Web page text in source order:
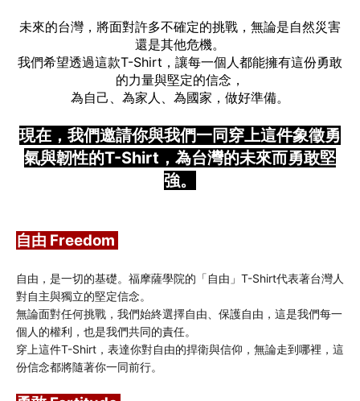
未來的台灣，將面對許多不確定的挑戰，無論是自然災害
還是其他危機。
我們希望透過這款T-Shirt，讓每一個人都能擁有這份勇敢
的力量與堅定的信念，
為自己、為家人、為國家，做好準備。
現在，我們邀請你與我們一同穿上這件象徵勇
氣與韌性的T-Shirt，為台灣的未來而勇敢堅
強。
自由 Freedom
自由，是一切的基礎。福摩薩學院的「自由」T-Shirt代表著台灣人
對自主與獨立的堅定信念。
無論面對任何挑戰，我們始終選擇自由、保護自由，這是我們每一
個人的權利，也是我們共同的責任。
穿上這件T-Shirt，表達你對自由的捍衛與信仰，無論走到哪裡，這
份信念都將隨著你一同前行。